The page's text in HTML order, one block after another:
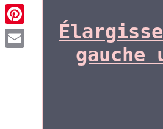
gauche